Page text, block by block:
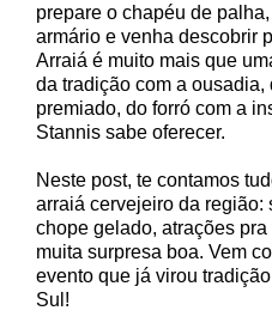
prepare o chapéu de
armário e venha descobrir
Arraiá é muito mais que
da tradição com a
premiado, do forró com a
Stannis sabe oferecer.
Neste post, te contamos
arraiá cervejeiro da região:
chope gelado, atrações
muita surpresa boa. Vem
evento que já virou
Sul!